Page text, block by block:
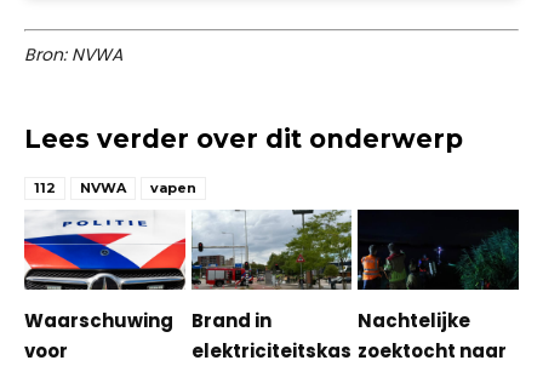
Bron: NVWA
Lees verder over dit onderwerp
112 NVWA vapen
Waarschuwing
voor
Brand in
elektriciteitskas
Nachtelijke
zoektocht naar